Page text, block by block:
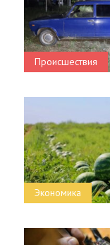
Происшествия
Экономика